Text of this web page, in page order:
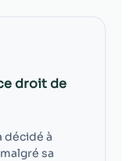
droit de
décidé à
sa